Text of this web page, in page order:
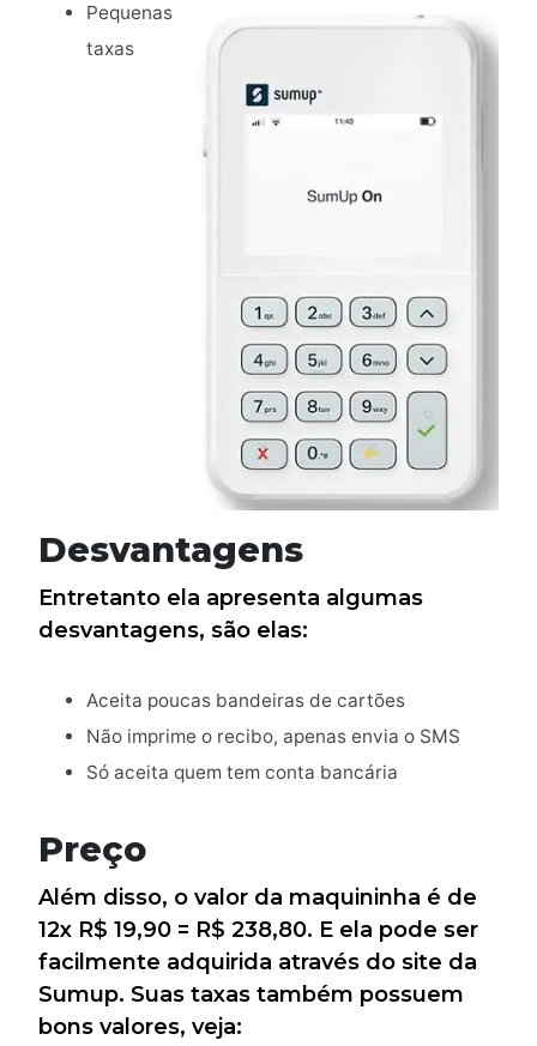
Pequenas
taxas
Desvantagens
Entretanto ela apresenta algumas
desvantagens, são elas:
Aceita poucas bandeiras de cartões
Não imprime o recibo, apenas envia o SMS
Só aceita quem tem conta bancária
Preço
Além disso, o valor da maquininha é de
12x R$ 19,90 = R$ 238,80. E ela pode ser
facilmente adquirida através do site da
Sumup. Suas taxas também possuem
bons valores, veja: